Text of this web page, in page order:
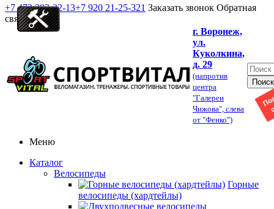
+7 473 292-32-13+7 920 21-25-321 Заказать звонок Обратная
связь
г. Воронеж,
ул.
Куколкина,
д. 29
(напротив
центра
"Галереи
Чижова", слева
от "Фенко")
Меню
Каталог
Велосипеды
Горные
велосипеды (хардтейлы)